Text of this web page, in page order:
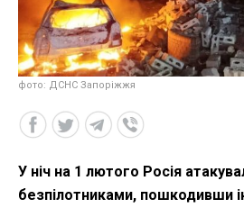
фото: ДСНС Запоріжжя
У ніч на 1 лютого Росія
безпілотниками, пошкодивши